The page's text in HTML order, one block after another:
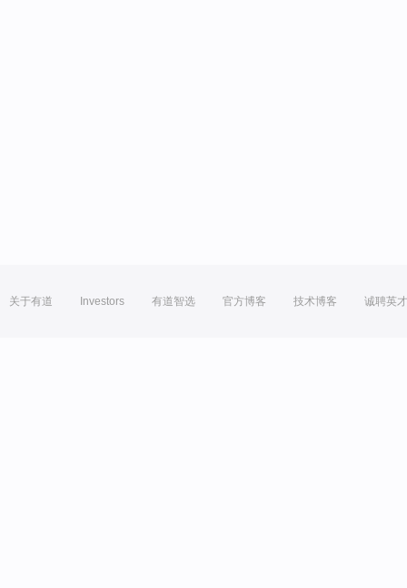
关于有道 Investors 有道智选 官方博客 技术博客 诚聘英才